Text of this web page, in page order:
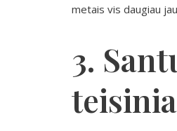
metais vis daugiau
3.